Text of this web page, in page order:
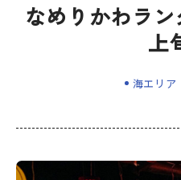
見る
イベント情報
なめりかわラ
上
海エリア